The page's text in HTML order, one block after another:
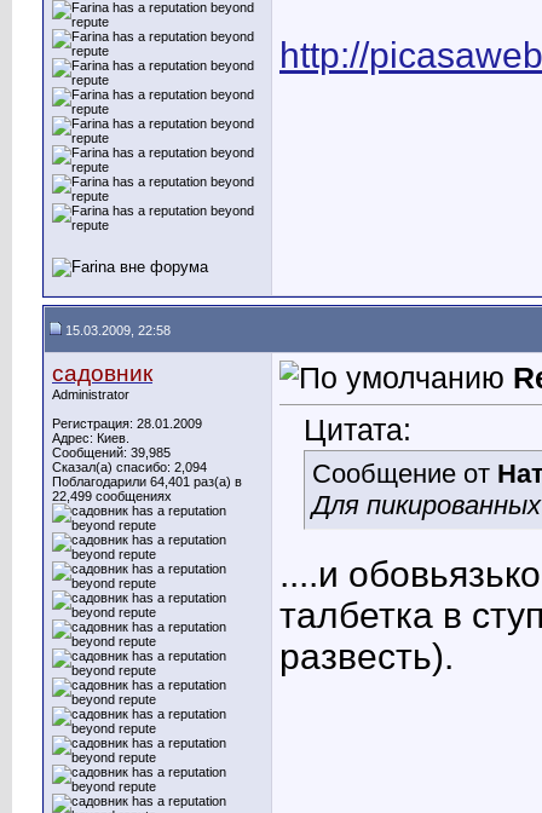
http://
15.03.2009, 22:58
садовник
Administrator
Регистрация: 28.01.2009
Адрес: Киев.
Сообщений: 39,985
Сказал(а) спасибо: 2,094
Поблагодарили 64,401 раз(а) в
22,499 сообщениях
Цитата:
Сообщение от
Для
....и
талбетка в
развесть).